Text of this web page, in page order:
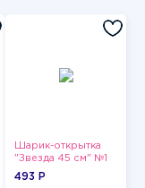
Шарик-открытка
"Звезда 45 см" №1
493 P